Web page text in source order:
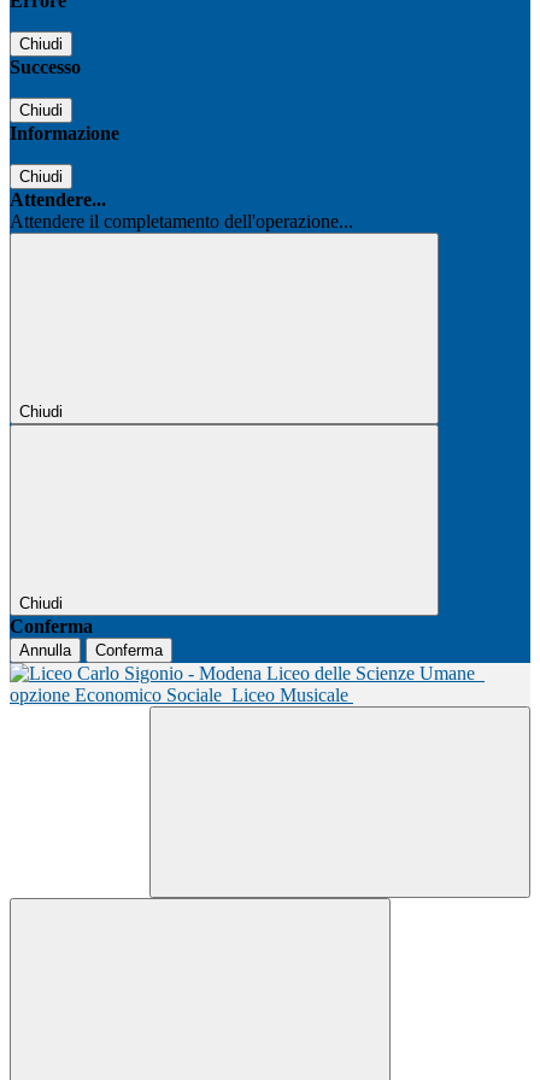
Chiudi
Successo
Chiudi
Informazione
Chiudi
Attendere...
Attendere il completamento dell'operazione...
Chiudi
Chiudi
Conferma
Annulla Conferma
Liceo delle Scienze Umane
opzione Economico Sociale Liceo Musicale